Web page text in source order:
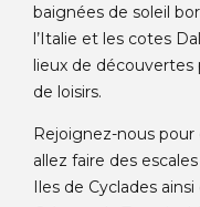
baignées de soleil
l’Italie et les cotes
lieux de découvertes
de loisirs.
Rejoignez-nous pour
allez faire des
Iles de Cyclades